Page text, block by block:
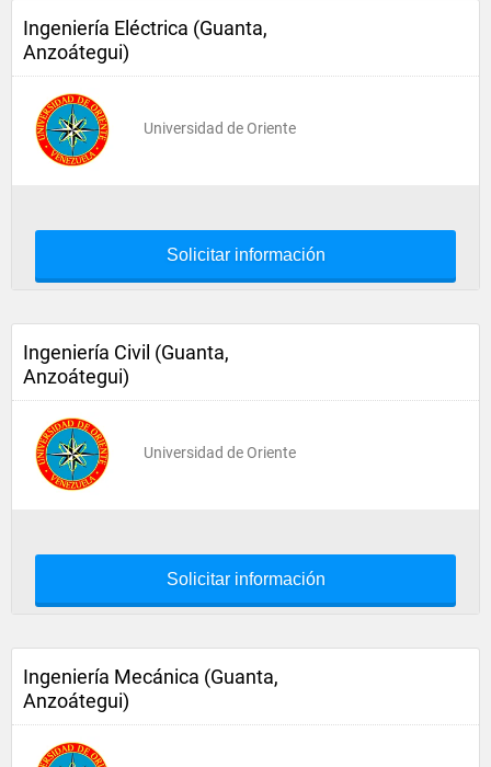
Ingeniería Eléctrica (Guanta,
Anzoátegui)
Universidad de Oriente
Solicitar información
Ingeniería Civil (Guanta,
Anzoátegui)
Universidad de Oriente
Solicitar información
Ingeniería Mecánica (Guanta,
Anzoátegui)